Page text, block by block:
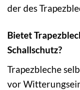
der des
Bietet
Schallschutz?
Trapezbleche
vor